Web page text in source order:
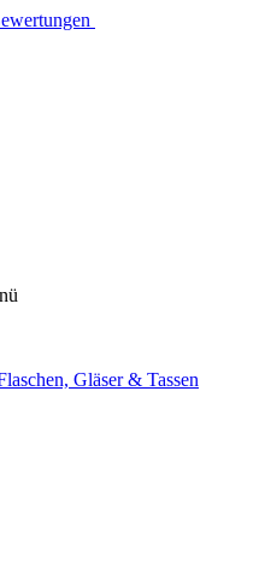
Gläser & Tassen